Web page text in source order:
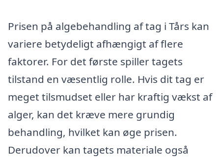
Prisen på algebehandling af tag i Tårs kan
variere betydeligt afhængigt af flere
faktorer. For det første spiller tagets
tilstand en væsentlig rolle. Hvis dit tag er
meget tilsmudset eller har kraftig vækst af
alger, kan det kræve mere grundig
behandling, hvilket kan øge prisen.
Derudover kan tagets materiale også